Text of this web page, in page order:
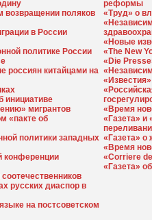
возвращении поляков
в России
политике России
россиян китайцами на
инициативе
мигрантов
«пакте об
политики западных
конференции
русских диаспор в
на постсоветском
реформы
«Труд» о
«Новые
«The New
«Die
«Время
«Газета» и
«Газета»
«Время
«Corriere
«Газета»